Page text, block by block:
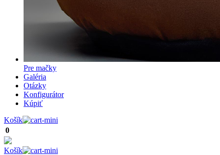
Pre mačky
Galéria
Otázky
Konfigurátor
Kúpiť
Košík
0
Košík